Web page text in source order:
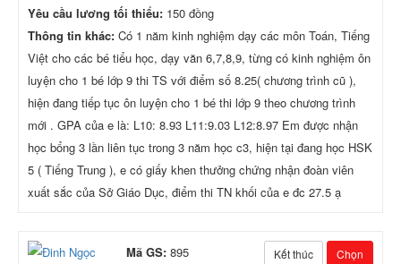
Yêu cầu lương tối thiểu: 150 đồng
Thông tin khác: Có 1 năm kinh nghiệm dạy các môn Toán, Tiếng
Việt cho các bé tiểu học, dạy văn 6,7,8,9, từng có kinh nghiệm ôn
luyện cho 1 bé lớp 9 thi TS với điểm số 8.25( chương trình cũ ),
hiện đang tiếp tục ôn luyện cho 1 bé thi lớp 9 theo chương trình
mới . GPA của e là: L10: 8.93 L11:9.03 L12:8.97 Em được nhận
học bổng 3 lần liên tục trong 3 năm học c3, hiện tại đang học HSK
5 ( Tiếng Trung ), e có giấy khen thưởng chứng nhận đoàn viên
xuất sắc của Sở Giáo Dục, điểm thi TN khối của e đc 27.5 ạ
Kết thúc Chọn
Mã GS: 895